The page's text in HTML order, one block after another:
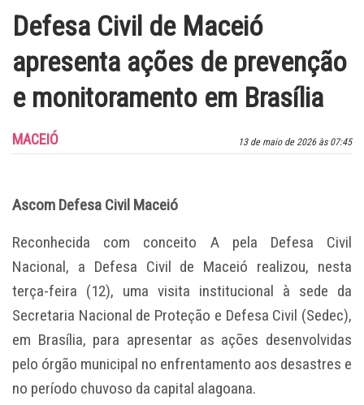
Defesa Civil de Maceió
apresenta ações de prevenção
e monitoramento em Brasília
13 de maio de 2026 às 07:45
MACEIÓ
Ascom Defesa Civil Maceió
Reconhecida com conceito A pela Defesa Civil
Nacional, a Defesa Civil de Maceió realizou, nesta
terça-feira (12), uma visita institucional à sede da
Secretaria Nacional de Proteção e Defesa Civil (Sedec),
em Brasília, para apresentar as ações desenvolvidas
pelo órgão municipal no enfrentamento aos desastres e
no período chuvoso da capital alagoana.